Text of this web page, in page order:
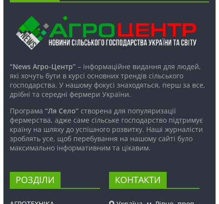
“News Агро-Центр”– інформаційне видання для людей,
які хочуть бути в курсі основних трендів сільського
господарства. У нашому фокусі знаходяться, перш за все,
дрібні та середні фермери України.
Програма “Ля Село”створена для популяризації
фермерства, адже саме сільське господарство підтримує
країну на шляху до успішного розвитку. Наші журналісти
зроблять усе, щоб перебування на нашому сайті було
максимально інформативним та цікавим.
РОЗДІЛИ КОНТАКТИ